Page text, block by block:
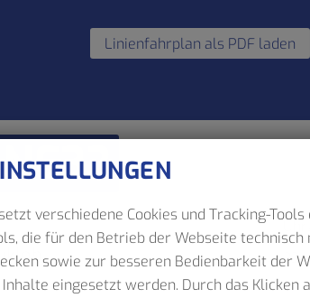
Linienfahrplan als PDF laden
NE32
verschiedene Cookies und Tracking-
die für den Betrieb der Webseite technisch
sowie zur besseren Bedienbarkeit der
eingesetzt werden. Durch das Klicken